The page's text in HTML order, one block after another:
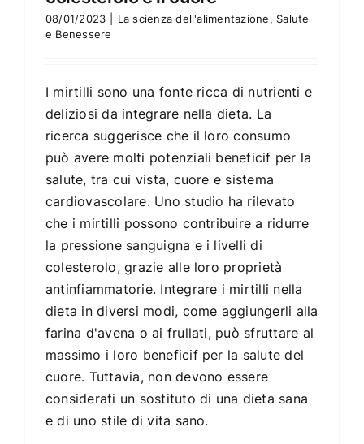
08/01/2023 La scienza dell'alimentazione, Salute
e Benessere
I mirtilli sono una fonte ricca di nutrienti e
deliziosi da integrare nella dieta. La
ricerca suggerisce che il loro consumo
può avere molti potenziali beneficif per la
salute, tra cui vista, cuore e sistema
cardiovascolare. Uno studio ha rilevato
che i mirtilli possono contribuire a ridurre
la pressione sanguigna e i livelli di
colesterolo, grazie alle loro proprietà
antinfiammatorie. Integrare i mirtilli nella
dieta in diversi modi, come aggiungerli alla
farina d'avena o ai frullati, può sfruttare al
massimo i loro beneficif per la salute del
cuore. Tuttavia, non devono essere
considerati un sostituto di una dieta sana
e di uno stile di vita sano.